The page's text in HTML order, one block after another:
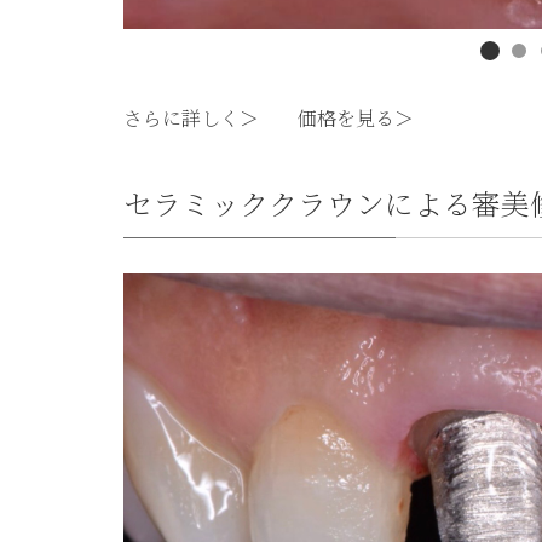
さらに詳しく ＞ 価格を見る ＞
セラミッククラウンによる審美